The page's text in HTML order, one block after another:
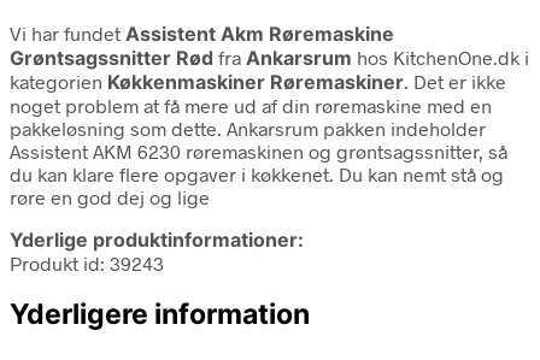
Vi har fundet Assistent Akm Røremaskine
Grøntsagssnitter Rød fra Ankarsrum hos KitchenOne.dk i
kategorien Køkkenmaskiner Røremaskiner. Det er ikke
noget problem at få mere ud af din røremaskine med en
pakkeløsning som dette. Ankarsrum pakken indeholder
Assistent AKM 6230 røremaskinen og grøntsagssnitter, så
du kan klare flere opgaver i køkkenet. Du kan nemt stå og
røre en god dej og lige
Yderlige produktinformationer:
Produkt id: 39243
Yderligere information